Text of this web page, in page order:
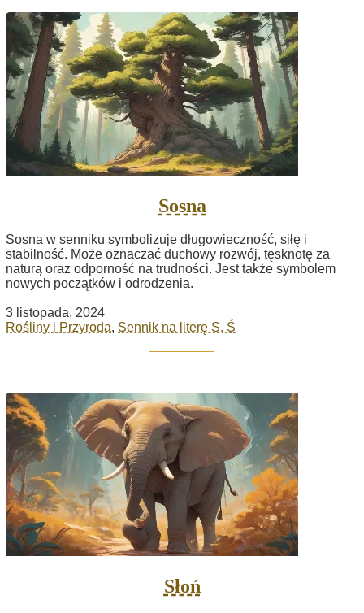
Sosna
Sosna w senniku symbolizuje długowieczność, siłę i
stabilność. Może oznaczać duchowy rozwój, tęsknotę za
naturą oraz odporność na trudności. Jest także symbolem
nowych początków i odrodzenia.
3 listopada, 2024
Rośliny i Przyroda, Sennik na literę S, Ś
Słoń